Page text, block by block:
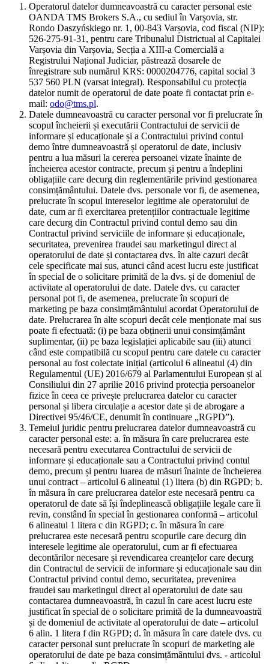
Operatorul datelor dumneavoastră cu caracter personal este
OANDA TMS Brokers S.A., cu sediul în Varșovia, str.
Rondo Daszyńskiego nr. 1, 00-843 Varșovia, cod fiscal (NIP):
526-275-91-31, pentru care Tribunalul Districtual al Capitalei
Varșovia din Varșovia, Secția a XIII-a Comercială a
Registrului Național Judiciar, păstrează dosarele de
înregistrare sub numărul KRS: 0000204776, capital social 3
537 560 PLN (varsat integral). Responsabilul cu protecția
datelor numit de operatorul de date poate fi contactat prin e-
mail: odo@tms.pl.
Datele dumneavoastră cu caracter personal vor fi prelucrate în
scopul încheierii și executării Contractului de servicii de
informare și educaționale și a Contractului privind contul
demo între dumneavoastră și operatorul de date, inclusiv
pentru a lua măsuri la cererea persoanei vizate înainte de
încheierea acestor contracte, precum și pentru a îndeplini
obligațiile care decurg din reglementările privind gestionarea
consimțământului. Datele dvs. personale vor fi, de asemenea,
prelucrate în scopul intereselor legitime ale operatorului de
date, cum ar fi exercitarea pretențiilor contractuale legitime
care decurg din Contractul privind contul demo sau din
Contractul privind serviciile de informare și educaționale,
securitatea, prevenirea fraudei sau marketingul direct al
operatorului de date și contactarea dvs. în alte cazuri decât
cele specificate mai sus, atunci când acest lucru este justificat
în special de o solicitare primită de la dvs. și de domeniul de
activitate al operatorului de date. Datele dvs. cu caracter
personal pot fi, de asemenea, prelucrate în scopuri de
marketing pe baza consimțământului acordat Operatorului de
date. Prelucrarea în alte scopuri decât cele menționate mai sus
poate fi efectuată: (i) pe baza obținerii unui consimțământ
suplimentar, (ii) pe baza legislației aplicabile sau (iii) atunci
când este compatibilă cu scopul pentru care datele cu caracter
personal au fost colectate inițial (articolul 6 alineatul (4) din
Regulamentul (UE) 2016/679 al Parlamentului European și al
Consiliului din 27 aprilie 2016 privind protecția persoanelor
fizice în ceea ce privește prelucrarea datelor cu caracter
personal și libera circulație a acestor date și de abrogare a
Directivei 95/46/CE, denumit în continuare „RGPD”).
Temeiul juridic pentru prelucrarea datelor dumneavoastră cu
caracter personal este: a. în măsura în care prelucrarea este
necesară pentru executarea Contractului de servicii de
informare și educaționale sau a Contractului privind contul
demo, precum și pentru luarea de măsuri înainte de încheierea
unui contract – articolul 6 alineatul (1) litera (b) din RGPD; b.
în măsura în care prelucrarea datelor este necesară pentru ca
operatorul de date să își îndeplinească obligațiile legale care îi
revin, constând în special în gestionarea conformă – articolul
6 alineatul 1 litera c din RGPD; c. în măsura în care
prelucrarea este necesară pentru scopurile care decurg din
interesele legitime ale operatorului, cum ar fi efectuarea
decontărilor necesare și revendicarea creanțelor care decurg
din Contractul de servicii de informare și educaționale sau din
Contractul privind contul demo, securitatea, prevenirea
fraudei sau marketingul direct al operatorului de date sau
contactarea dumneavoastră, în cazul în care acest lucru este
justificat în special de o solicitare primită de la dumneavoastră
și de domeniul de activitate al operatorului de date – articolul
6 alin. 1 litera f din RGPD; d. în măsura în care datele dvs. cu
caracter personal sunt prelucrate în scopuri de marketing ale
operatorului de date pe baza consimțământului dvs. - articolul